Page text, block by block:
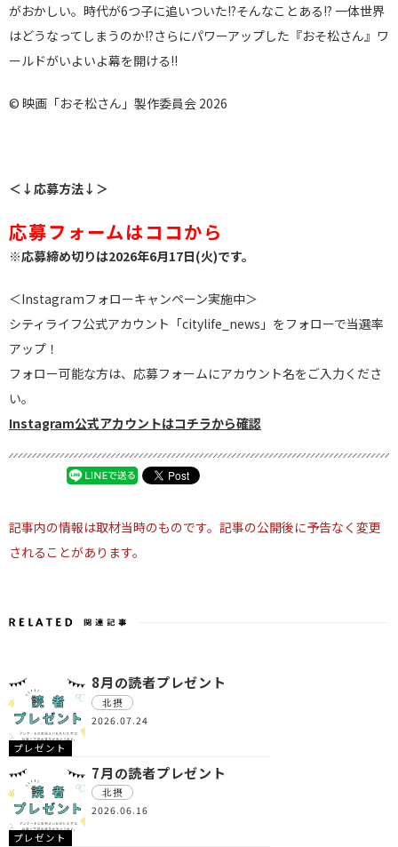
がおかしい。時代が6つ子に追いついた!?そんなことある!? 一体世界
はどうなってしまうのか!?さらにパワーアップした『おそ松さん』ワ
ールドがいよいよ幕を開ける!!
© 映画「おそ松さん」製作委員会 2026
＜↓応募方法↓＞
応募フォームはココから
※応募締め切りは2026年6月17日(火)です。
＜Instagramフォローキャンペーン実施中＞
シティライフ公式アカウント「citylife_news」をフォローで当選率
アップ！
フォロー可能な方は、応募フォームにアカウント名をご入力くださ
い。
Instagram公式アカウントはコチラから確認
記事内の情報は取材当時のものです。記事の公開後に予告なく変更
されることがあります。
プレゼント
8月の読者プレゼント
北摂
2026.07.24
プレゼント
7月の読者プレゼント
北摂
2026.06.16